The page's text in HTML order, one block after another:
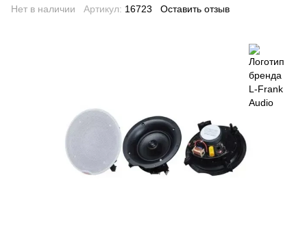
Нет в наличии Артикул: 16723 Оставить отзыв